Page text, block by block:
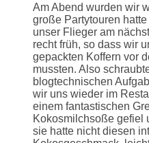
Am Abend wurden wir
große Partytouren
unser Flieger am
recht früh, so dass wir
gepackten Koffern vor
mussten. Also
blogtechnischen
wir uns wieder im
einem fantastischen
Kokosmilchsoße gefiel
sie hatte nicht diesen